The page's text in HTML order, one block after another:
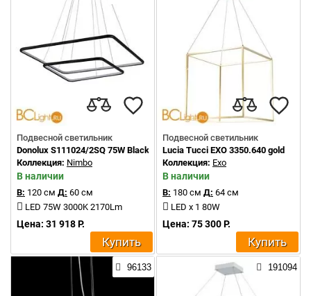
Подвесной светильник
Donolux S111024/2SQ 75W Black In
Коллекция: Nimbo
В наличии
В: 120 см Д: 60 см
LED 75W 3000K 2170Lm
Цена: 31 918 Р.
Купить
Подвесной светильник
Lucia Tucci EXO 3350.640 gold
Коллекция: Exo
В наличии
В: 180 см Д: 64 см
LED x 1 80W
Цена: 75 300 Р.
Купить
96133 191094